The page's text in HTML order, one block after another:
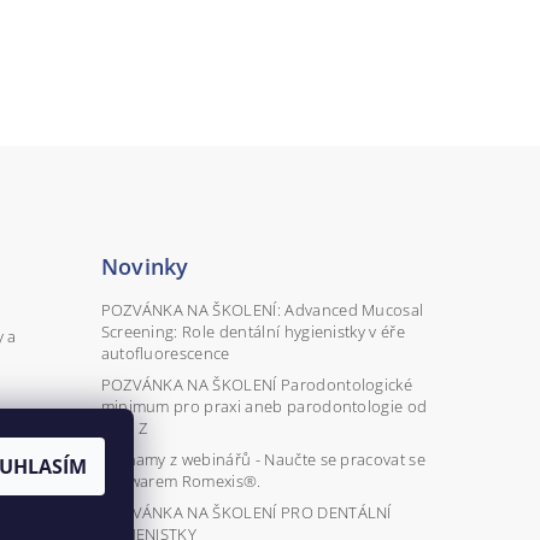
a
Novinky
POZVÁNKA NA ŠKOLENÍ: Advanced Mucosal
Screening: Role dentální hygienistky v éře
autofluorescence
POZVÁNKA NA ŠKOLENÍ Parodontologické
minimum pro praxi aneb parodontologie od
A do Z
Záznamy z webinářů - Naučte se pracovat se
softwarem Romexis®.
POZVÁNKA NA ŠKOLENÍ PRO DENTÁLNÍ
HYGIENISTKY